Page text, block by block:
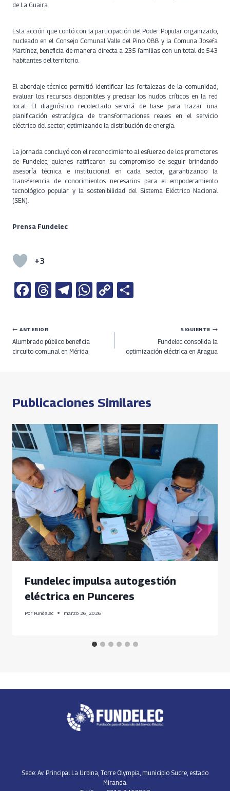
de La Guaira.
Esta acción que contó con la participación del Poder Popular organizado,
nucleado en el Consejo Comunal Valle del Pino 088 y la Comuna Josefa
Martínez, beneficia de manera directa a 235 familias con un total de 543
habitantes del territorio.
El abordaje técnico permitió identificar las fortalezas de la comunidad,
evaluar los recursos disponibles y precisar los nudos críticos en la red
local. El diagnóstico recolectado servirá de base para trazar una
planificación estratégica de transformaciones reales en el servicio
eléctrico del sector, optimizando la distribución de energía.
La jornada concluyó con el reconocimiento al esfuerzo de los promotores
de Fundelec, quienes ratificaron su compromiso de seguir brindando
asesoría técnica e institucional en cada sector, garantizando la
transferencia de conocimientos necesarios para el empoderamiento
tecnológico popular y la sostenibilidad del Sistema Eléctrico Nacional
(SEN).
Prensa Fundelec
+3
Fa
b
o
o
T
a
ds
Te
a
m
W
C
Navegación
de
ANTERIOR
Alumbrado público beneficia
circuito comunal en Mérida
SIGUIENTE
Fundelec consolida la
optimización eléctrica en Aragua
Publicaciones Similares
Fundelec impulsa autogestión
eléctrica en Punceres
Por Fundelec marzo 26, 2026
Sede: Av. Principal La Urbina, Torre Olympia, municipio Sucre, estado
Miranda.